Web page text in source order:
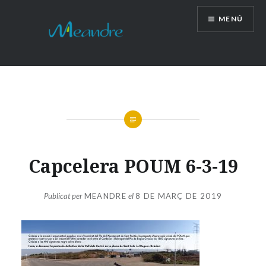
MENÚ
Capcelera POUM 6-3-19
Publicat perMEANDRE el 8 DE MARÇ DE 2019